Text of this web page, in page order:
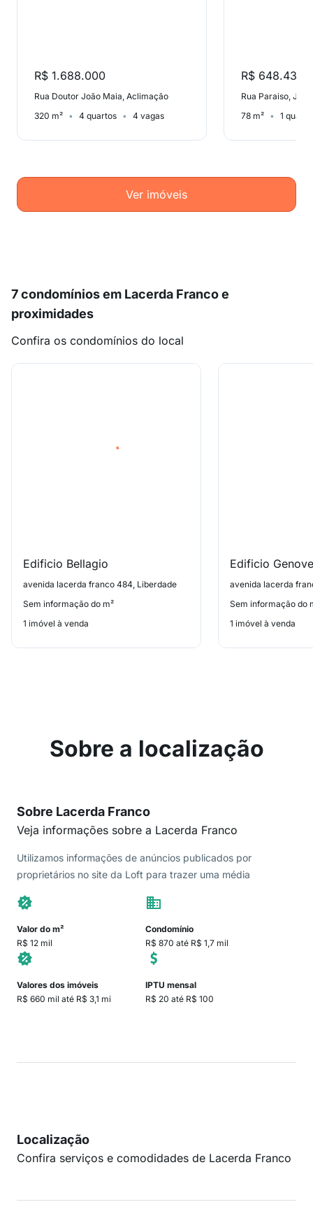
R$ 1.688.000
Rua Doutor João Maia, Aclimação
320 m²
4 quartos 4 vagas
R$ 648.437
Rua Paraiso,
78 m²
1 quarto
Ver imóveis
7 condomínios em Lacerda Franco e
proximidades
Confira os condomínios do local
Edificio Bellagio
avenida lacerda franco 484, Liberdade
Sem informação do m²
1 imóvel à venda
Edificio
avenida lacerda
Sem informação do
1 imóvel à venda
Sobre a localização
Sobre Lacerda Franco
Veja informações sobre a Lacerda Franco
Utilizamos informações de anúncios publicados por
proprietários no site da Loft para trazer uma média
Valor do m²
R$ 12 mil
Condomínio
R$ 870 até R$ 1,7 mil
Valores dos imóveis
R$ 660 mil até R$ 3,1 mi
IPTU mensal
R$ 20 até R$ 100
Localização
Confira serviços e comodidades de Lacerda Franco